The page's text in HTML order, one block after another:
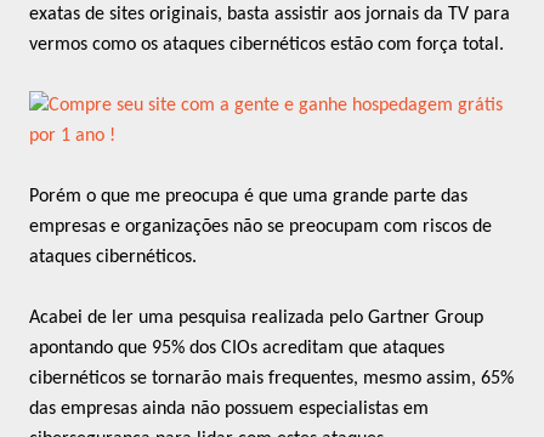
exatas de sites originais, basta assistir aos jornais da TV para
vermos como os ataques cibernéticos estão com força total.
Porém o que me preocupa é que uma grande parte das
empresas e organizações não se preocupam com riscos de
ataques cibernéticos.
Acabei de ler uma pesquisa realizada pelo Gartner Group
apontando que 95% dos CIOs acreditam que ataques
cibernéticos se tornarão mais frequentes, mesmo assim, 65%
das empresas ainda não possuem especialistas em